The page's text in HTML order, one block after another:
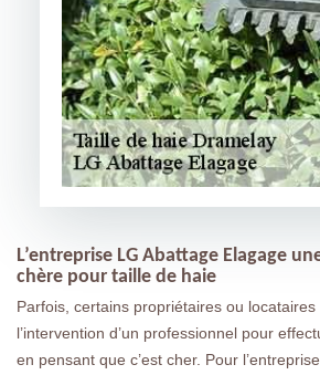
L’entreprise LG Abattage Elagage
chère pour taille de haie
Parfois, certains propriétaires ou
l’intervention d’un professionnel pour
en pensant que c’est cher. Pour